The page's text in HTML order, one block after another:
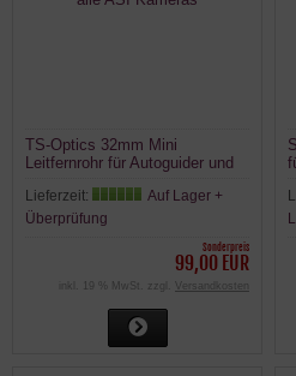
TS-Optics 32mm Mini
Leitfernrohr für Autoguider und
Lieferzeit:
Auf Lager +
Überprüfung
Sonderpreis
99,00 EUR
inkl. 19 % MwSt. zzgl. Versandkosten